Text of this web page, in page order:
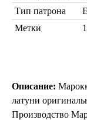
Тип патрона
Метки
Описание:
латуни
Производство